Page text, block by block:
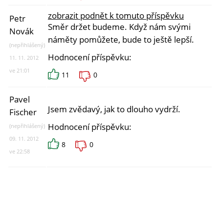
Petr
Novák
(nepřihlášený)
11. 11. 2012
ve 21:01
zobrazit podnět k tomuto příspěvku
Směr držet budeme. Když nám svými
náměty pomůžete, bude to ještě lepší.
Hodnocení příspěvku:
11 0
Pavel
Fischer
(nepřihlášený)
09. 11. 2012
ve 22:58
Jsem zvědavý, jak to dlouho vydrží.
Hodnocení příspěvku:
8 0